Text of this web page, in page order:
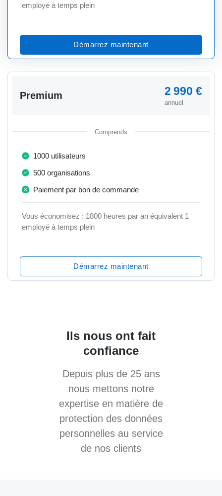
employé à temps plein
Démarrez maintenant
Premium 2 990 €
annuel
Comprends
1000 utilisateurs
500 organisations
Paiement par bon de commande
Vous économisez : 1800 heures par an équivalent 1
employé à temps plein
Démarrez maintenant
Ils nous ont fait
confiance
Depuis plus de 25 ans
nous mettons notre
expertise en matière de
protection des données
personnelles au service
de nos clients